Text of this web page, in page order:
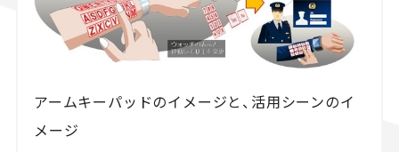
アームキーパッドのイメージと、活用シーンのイ
メージ